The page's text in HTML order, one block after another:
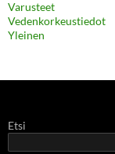
Varusteet
Vedenkorkeustiedot
Yleinen
Etsi